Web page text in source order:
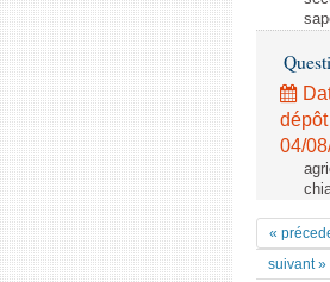
dépôt
04/
«
suivant »